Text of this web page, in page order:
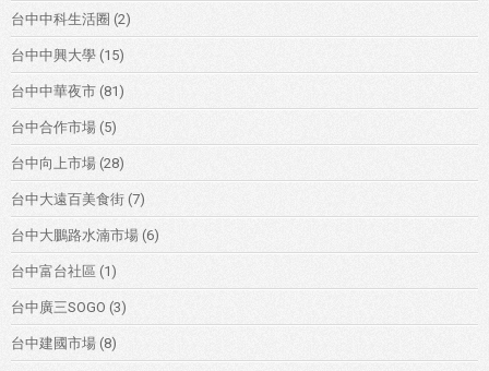
台中中科生活圈 (2)
台中中興大學 (15)
台中中華夜市 (81)
台中合作市場 (5)
台中向上市場 (28)
台中大遠百美食街 (7)
台中大鵬路水湳市場 (6)
台中富台社區 (1)
台中廣三SOGO (3)
台中建國市場 (8)